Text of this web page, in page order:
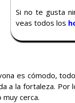
Si no te gusta
veas todos los
es cómodo,
a la fortaleza. Por
cerca.